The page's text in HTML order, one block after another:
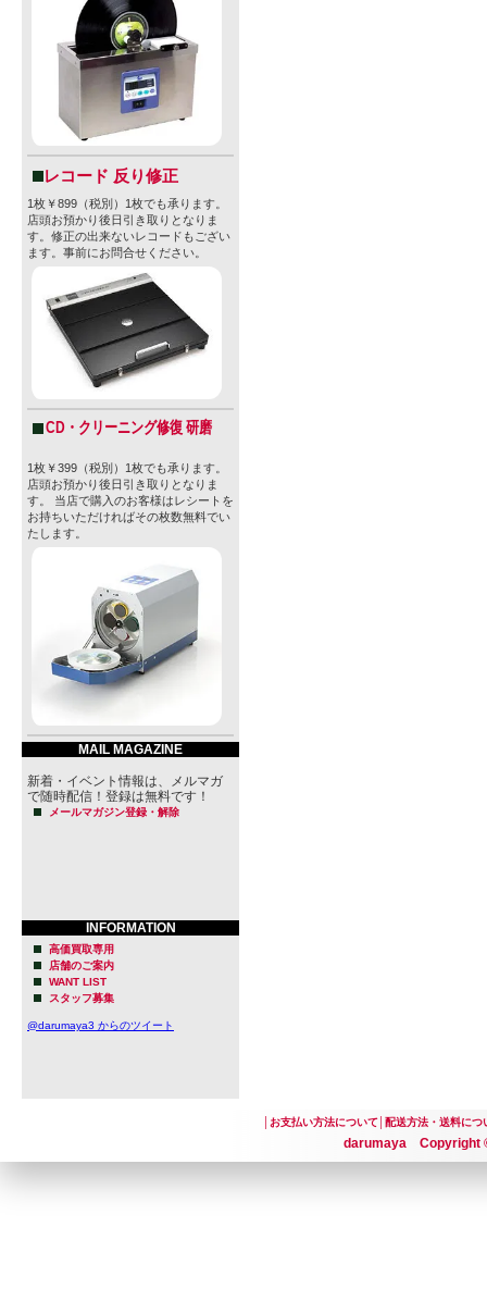
レコード 反り修正
1枚￥899（税別）1枚でも承ります。
店頭お預かり後日引き取りとなりま
す。修正の出来ないレコードもござい
ます。事前にお問合せください。
CD・クリーニング修復 研磨
1枚￥399（税別）1枚でも承ります。
店頭お預かり後日引き取りとなりま
す。 当店で購入のお客様はレシートを
お持ちいただければその枚数無料でい
たします。
MAIL MAGAZINE
新着・イベント情報は、メルマガ
で随時配信！登録は無料です！
メールマガジン登録・解除
INFORMATION
高価買取専用
店舗のご案内
WANT LIST
スタッフ募集
@darumaya3 からのツイート
お支払い方法について│ 配送方法・送料につ
darumaya Copyright